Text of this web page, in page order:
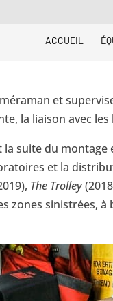
ACCUEIL
et
la liaison avec
suite du
et la
The Trolley
zones sinistrées,